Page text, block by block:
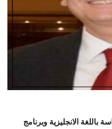
الانجليزية وبرنامج